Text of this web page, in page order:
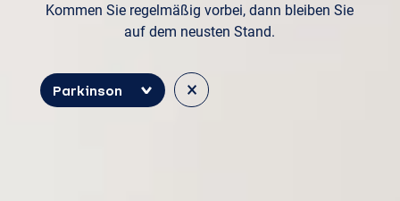
Kommen Sie regelmäßig vorbei, dann bleiben Sie
auf dem neusten Stand.
Parkinson ×